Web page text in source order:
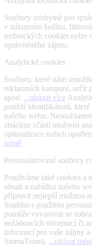
Soubory nezbytné pro
v nákupním košíku,
technických cookies nelze
oprávněného zájmu.
Analytické cookies
Soubory, které nám
reklamních kampaní, určit
apod. ...ukázat více
použití identifikátorů,
našeho webu.
ztrácíme zčásti možnost
optimalizace našich
méně
Personalizované soubory
Používáme také cookies a
obsah a nabídku našeho
připravit nejlepší možnou
Souhlas s použitím
pomůže vyvarovat se
nežádoucích informací či
informací pro vaše zájmy
StomaTeam). ...ukázat